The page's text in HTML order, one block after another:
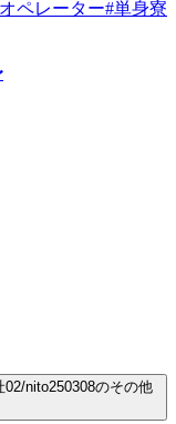
ペレーター#単身寮
nito250308のその他